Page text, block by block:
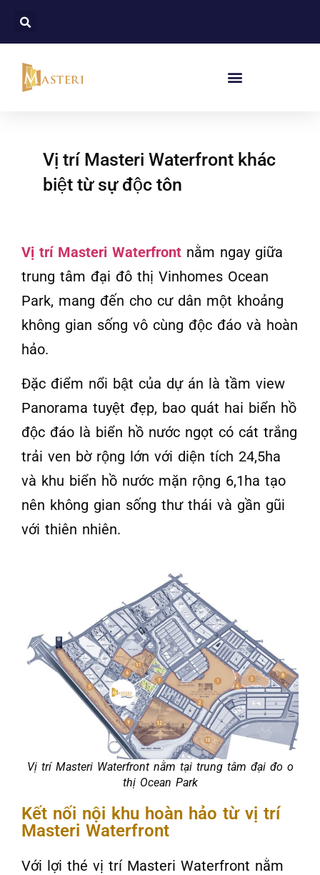
Vị trí Masteri Waterfront khác
biệt từ sự độc tôn
Vị trí Masteri Waterfront nằm ngay giữa
trung tâm đại đô thị Vinhomes Ocean
Park, mang đến cho cư dân một khoảng
không gian sống vô cùng độc đáo và hoàn
hảo.
Đặc điểm nổi bật của dự án là tầm view
Panorama tuyệt đẹp, bao quát hai biển hồ
độc đáo là biển hồ nước ngọt có cát trắng
trải ven bờ rộng lớn với diện tích 24,5ha
và khu biển hồ nước mặn rộng 6,1ha tạo
nên không gian sống thư thái và gần gũi
với thiên nhiên.
Vị trí Masteri Waterfront nằm tại trung tâm đại đo o
thị Ocean Park
Kết nối nội khu hoàn hảo từ vị trí
Masteri Waterfront
Với lợi thé vị trí Masteri Waterfront nằm